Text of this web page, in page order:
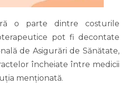
o parte dintre costurile
pot fi decontate
de Asigurări de Sănătate,
încheiate între medicii
menționată.